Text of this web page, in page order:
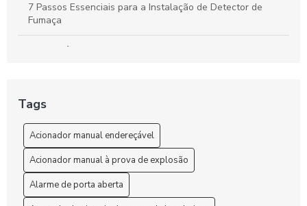
7 Passos Essenciais para a Instalação de Detector de
Fumaça
A importância do atestado de vistoria bombeiros para a
para a Segurança das Instalações
Acionador Manual de Alarme de Incêndio com Sirene
Acionador Manual de Alarme de Incêndio com Sirene: O
Guia Completo
Tags
Acionador manual endereçável
Acionador manual à prova de explosão
Alarme de porta aberta